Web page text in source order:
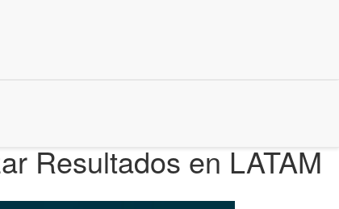
Resultados en LATAM